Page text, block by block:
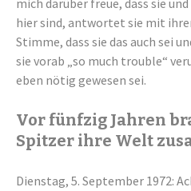
mich darüber freue, dass sie
hier sind, antwortet sie mit
Stimme, dass sie das auch sei
sie vorab „so much trouble“
eben nötig gewesen sei.
Vor fünfzig Jahren
Spitzer ihre Welt
Dienstag, 5. September 1972: